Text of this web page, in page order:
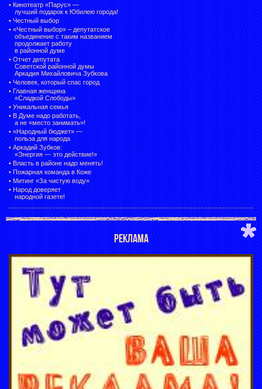
• Кинотеатр «Парус» —
лучший подарок к Юбилею города!
• Честный выбор
• «Честный выбор» – депутатское
объединение с таким названием
продолжает работу
в районной думе
• Отчет депутата
Советской районной думы
Аркадия Михайловича Зубкова
• Человек, который спас город
• Главная женщина
«Сладкой Слободы»
• Уникальная семья
• В Думе надо работать,
а не «место занимать»!
• «Народный бюджет» —
польза для народа
• Аркадий Зубков:
«Энергия — это действие!»
• Власть в районе надо менять!
• Пожарная команда в Коже
• Митинг «За чистую воду»
• Народ доверяет
народной газете!
РЕКЛАМА